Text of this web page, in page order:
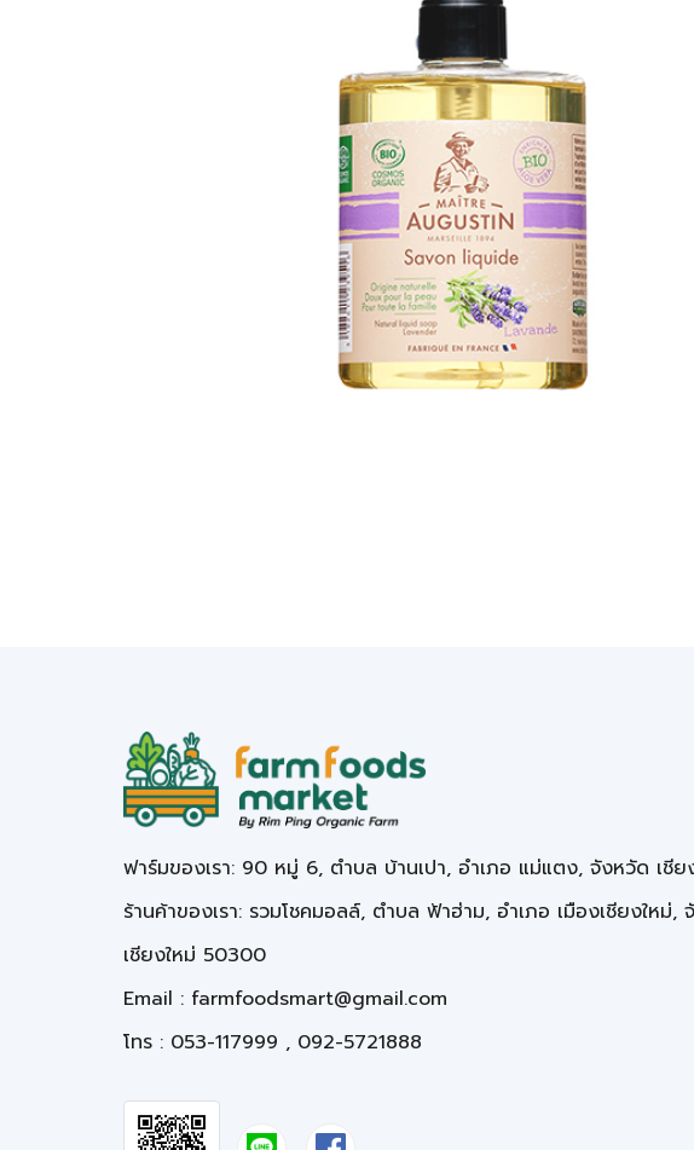
ฟาร์มของเรา: 90 หมู่ 6, ตำบล บ้านเปา, อำเภอ แม่แตง, จังหวัด เชีย
ร้านค้าของเรา: รวมโชคมอลล์, ตำบล ฟ้าฮ่าม, อำเภอ เมืองเชียงใหม่,
เชียงใหม่ 50300
Email : farmfoodsmart@gmail.com
โทร : 053-117999 , 092-5721888